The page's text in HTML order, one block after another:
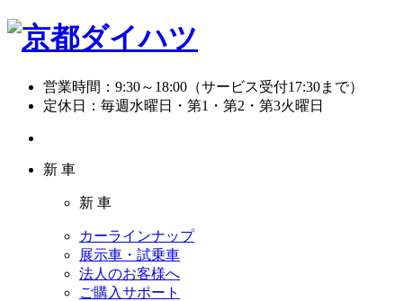
営業時間： 9:30～18:00（サービス受付17:30まで）
定休日： 毎週水曜日・第1・第2・第3火曜日
新 車
新 車
カーラインナップ
展示車・試乗車
法人のお客様へ
ご購入サポート